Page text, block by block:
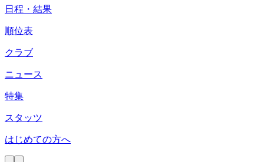
日程・結果
順位表
クラブ
ニュース
特集
スタッツ
はじめての方へ